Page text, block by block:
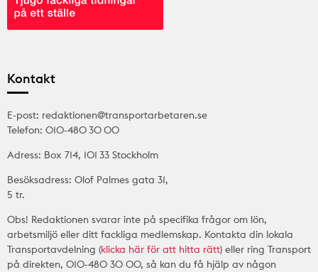
Kontakt
E-post: redaktionen@transportarbetaren.se
Telefon: 010-480 30 00
Adress: Box 714, 101 33 Stockholm
Besöksadress: Olof Palmes gata 31,
5 tr.
Obs! Redaktionen svarar inte på specifika frågor om lön,
arbetsmiljö eller ditt fackliga medlemskap. Kontakta din lokala
Transportavdelning (klicka här för att hitta rätt) eller ring Transport
på direkten, 010-480 30 00, så kan du få hjälp av någon